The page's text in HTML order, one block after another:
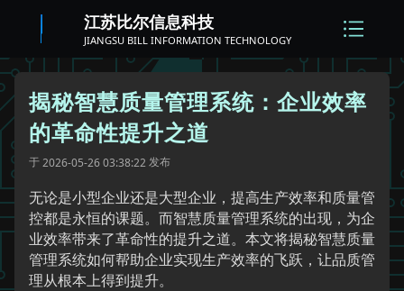
江苏比尔信息科技
JIANGSU BILL INFORMATION TECHNOLOGY
揭秘智慧质量管理系统：企业效率
的革命性提升之道
于2026-05-26 03:38:22发布
无论是小型企业还是大型企业，提高生产效率和质量管
控都是永恒的课题。而智慧质量管理系统的出现，为企
业效率带来了革命性的提升之道。本文将揭秘智慧质量
管理系统如何帮助企业实现生产效率的飞跃，让品质管
理从根本上得到提升。